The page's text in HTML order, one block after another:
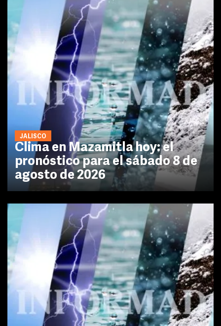
JALISCO
Clima en Mazamitla hoy: el
pronóstico para el sábado 8 de
agosto de 2026